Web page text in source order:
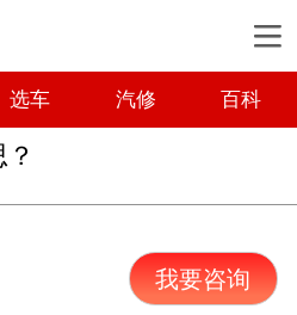
选车 汽修 百科
我要咨询